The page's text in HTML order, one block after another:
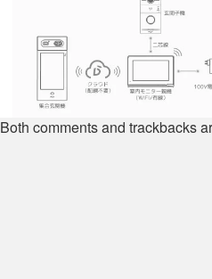
Both comments and trackbacks